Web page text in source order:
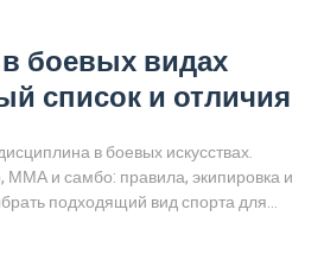
боевых видах
список и отличия
в боевых искусствах.
ММА и самбо: правила, экипировка и
подходящий вид спорта для